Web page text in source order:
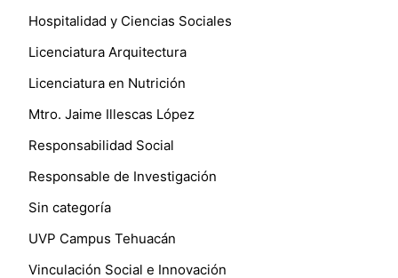
Hospitalidad y Ciencias Sociales
Licenciatura Arquitectura
Licenciatura en Nutrición
Mtro. Jaime Illescas López
Responsabilidad Social
Responsable de Investigación
Sin categoría
UVP Campus Tehuacán
Vinculación Social e Innovación